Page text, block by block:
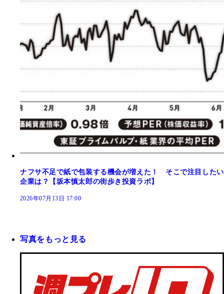
ナフサ不足で紙で包装する機会が増えた！ そこで注目したい
企業は？【坂本慎太郎の街歩き投資ラボ】
2026年07月13日 17:00
写真をもっと見る